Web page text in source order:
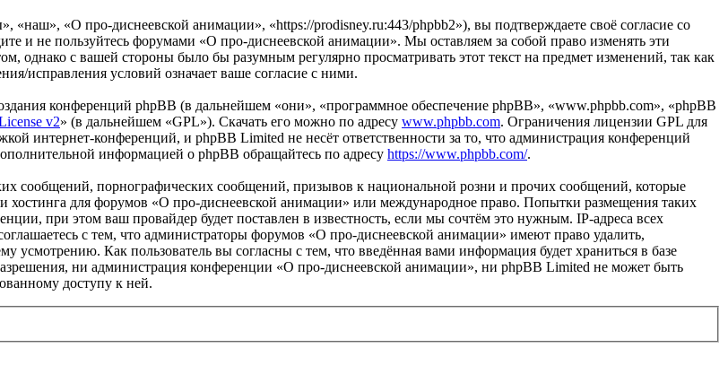
«О про-диснеевской анимации», «https://prodisney.ru:443/phpbb2»), вы подтверждаете своё согласие со
и не пользуйтесь форумами «О про-диснеевской анимации». Мы оставляем за собой право изменять эти
однако с вашей стороны было бы разумным регулярно просматривать этот текст на предмет изменений, так как
исправления условий означает ваше согласие с ними.
конференций phpBB (в дальнейшем «они», «программное обеспечение phpBB», «www.phpbb.com», «phpBB
v2» (в дальнейшем «GPL»). Скачать его можно по адресу www.phpbb.com. Ограничения лицензии GPL для
интернет-конференций, и phpBB Limited не несёт ответственности за то, что администрация конференций
информацией о phpBB обращайтесь по адресу https://www.phpbb.com/.
сообщений, порнографических сообщений, призывов к национальной розни и прочих сообщений, которые
хостинга для форумов «О про-диснеевской анимации» или международное право. Попытки размещения таких
при этом ваш провайдер будет поставлен в известность, если мы сочтём это нужным. IP-адреса всех
с тем, что администраторы форумов «О про-диснеевской анимации» имеют право удалить,
усмотрению. Как пользователь вы согласны с тем, что введённая вами информация будет храниться в базе
ни администрация конференции «О про-диснеевской анимации», ни phpBB Limited не может быть
доступу к ней.